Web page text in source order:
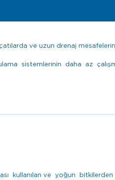
ve uzun drenaj
sistemlerinin daha az
kullanılan ve yoğun